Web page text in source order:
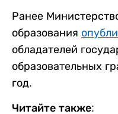
Ранее
образования
обладателей
образовательных
год.
Читайте также: